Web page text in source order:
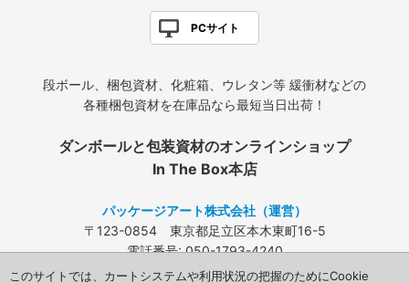
PCサイト
段ボール、梱包資材、化粧箱、ウレタン等 緩衝材などの
各種梱包資材を在庫品なら最短当日出荷！
ダンボールと包装資材のオンラインショップ
In The Box本店
パッケージアート株式会社（運営）
〒123-0854 東京都足立区本木東町16-5
電話番号: 050-1793-4240
FAX: 03-3840-4424
このサイトでは、カートシステムや利用状況の把握のためにCookie